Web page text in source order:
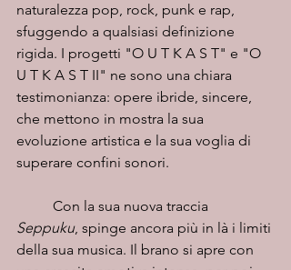
naturalezza pop, rock, punk e rap,
sfuggendo a qualsiasi definizione
rigida. I progetti "O U T K A S T" e "O
U T K A S T II" ne sono una chiara
testimonianza: opere ibride, sincere,
che mettono in mostra la sua
evoluzione artistica e la sua voglia di
superare confini sonori.
	Con la sua nuova traccia
Seppuku, spinge ancora più in là i limiti
della sua musica. Il brano si apre con